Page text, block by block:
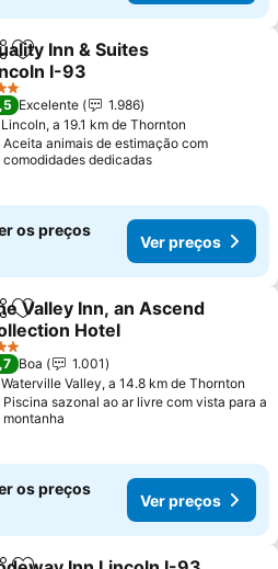
Adicionar aos favoritos
Inn & Suites
I-93
Excelente
1.986
Lincoln, a 19.1 km de Thornton
Aceita animais de estimação com
comodidades dedicadas
os preços
Ver preços
Adicionar aos favoritos
Valley Inn, an Ascend
Hotel
Boa
1.001
Waterville Valley, a 14.8 km de Thornton
Piscina sazonal ao ar livre com vista para a
montanha
os preços
Ver preços